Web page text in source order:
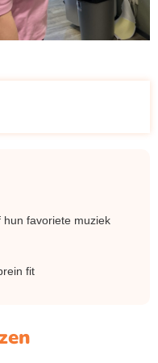
hun favoriete muziek
fit